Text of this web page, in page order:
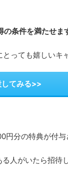
条件を満たせま
っても嬉しいキ
てみる>>
分の特典が付与
人がいたら招待